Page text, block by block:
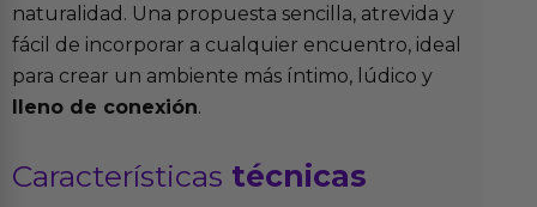
naturalidad. Una propuesta sencilla, atrevida y
fácil de incorporar a cualquier encuentro, ideal
para crear un ambiente más íntimo, lúdico y
lleno de conexión.
Características técnicas